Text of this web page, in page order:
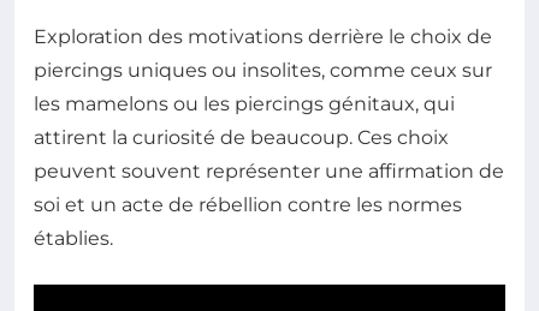
Exploration des motivations derrière le choix de
piercings uniques ou insolites, comme ceux sur
les mamelons ou les piercings génitaux, qui
attirent la curiosité de beaucoup. Ces choix
peuvent souvent représenter une affirmation de
soi et un acte de rébellion contre les normes
établies.